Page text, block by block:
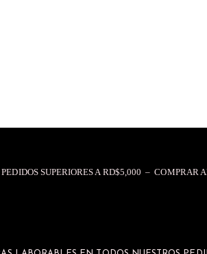
SUPERIORES A RD$5,000 – COMPRAR